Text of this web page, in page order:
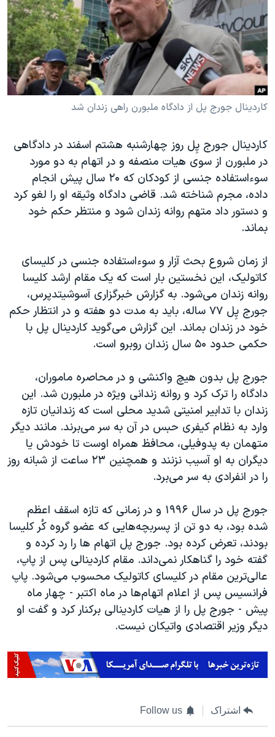
فرهنگ و زندگی
حقوق شهروندی
اقتصادی
علم و فناوری
آرشیو پخش زنده
مستندها
انتخابات ریاست جمهوری آمریکا ۲۰۲۴
حمله جمهوری اسلامی به اسرائیل
رمز مهسا
مجموعه مستندهای دادخواهی
تریبونال مردمی آبان ۹۸
دادگاه حمید نوری
چهل سال گروگان‌گیری
قانون شفافیت دارائی کادر رهبری ایران
اعتراضات مردمی آبان ۹۸
اسرائیل در جنگ
نرگس محمدی برنده جایزه نوبل صلح
همایش محافظه‌کاران آمریکا «سی‌پک»
صفحه‌های ویژه
دنبال کنید
زبانهای مختلف
کاردینال جورج پل از دادگاه ملبورن راهی زندان شد
کاردینال جورج پِل روز چهارشنبه هشتم اسفند در دادگاهی
در ملبورن از سوی هیات منصفه و در اتهام به دو مورد
سوءاستفاده جنسی از کودکان که ۲۰ سال پیش انجام
داده، مجرم شناخته شد. قاضی دادگاه وثیقه او را لغو کرد
و دستور داد متهم روانه زندان شود و منتظر حکم خود
بماند.
از زمان شروع بحث آزار و سوءاستفاده جنسی در کلیسای
کاتولیک، این نخستین بار است که یک مقام ارشد کلیسا
روانه زندان می‌شود. به گزارش خبرگزاری آسوشیتدپرس،
جورج پِل ۷۷ ساله، باید به مدت دو هفته و در انتظار حکم
خود در زندان بماند. این گزارش می‌گوید کاردینال پل با
حکمی حدود ۵۰ سال زندان روبرو است.
جورج پل بدون هیچ‌ واکنشی و در محاصره ماموران،
دادگاه را ترک کرد و روانه زندانی ویژه در ملبورن شد. این
زندان با تدابیر امنیتی شدید محلی است که زندانیان تازه
وارد به نظام کیفری حبس در آن به سر می‌برند. مانند دیگر
متهمان به پدوفیلی، محافظ همراه اوست تا خودش یا
دیگران به او آسیب نزنند و همچنین ۲۳ ساعت از شبانه روز
را در انفرادی به سر می‌برد.
جورج پل در سال ۱۹۹۶ و در زمانی که تازه اسقف اعظم
شده بود، به دو تن از پسربچه‌هایی که عضو گروه کُر کلیسا
بودند، تعرض کرده بود. جورج پل اتهام ها را رد کرده و
گفته خود را گناهکار نمی‌داند. مقام کاردینالی پس از پاپ،
عالی‌ترین مقام در کلیسای کاتولیک محسوب می‌شود. پاپ
فرانسیس پس از اعلام اتهام‌ها در ماه اکتبر - چهار ماه
پیش - جورج پل را از هیات کاردینالی برکنار کرد و گفت او
دیگر وزیر اقتصادی واتیکان نیست.
اشتراک Follow us